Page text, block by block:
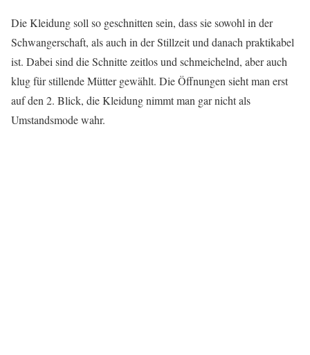
Die Kleidung soll so geschnitten sein, dass sie sowohl in der
Schwangerschaft, als auch in der Stillzeit und danach praktikabel
ist. Dabei sind die Schnitte zeitlos und schmeichelnd, aber auch
klug für stillende Mütter gewählt. Die Öffnungen sieht man erst
auf den 2. Blick, die Kleidung nimmt man gar nicht als
Umstandsmode wahr.